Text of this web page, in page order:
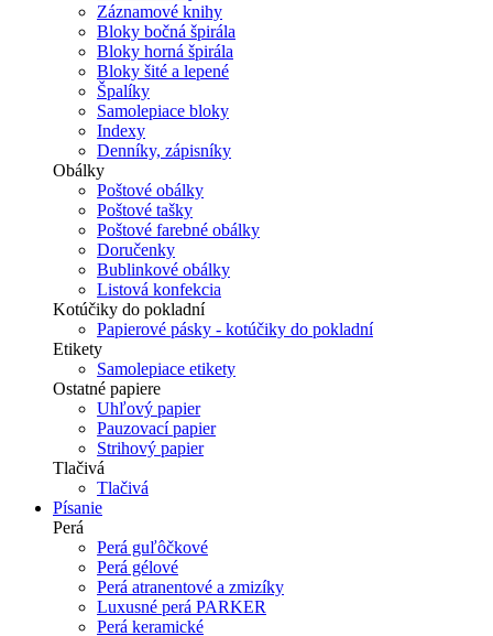
Záznamové knihy
Bloky bočná špirála
Bloky horná špirála
Bloky šité a lepené
Špalíky
Samolepiace bloky
Indexy
Denníky, zápisníky
Obálky
Poštové obálky
Poštové tašky
Poštové farebné obálky
Doručenky
Bublinkové obálky
Listová konfekcia
Kotúčiky do pokladní
Papierové pásky - kotúčiky do pokladní
Etikety
Samolepiace etikety
Ostatné papiere
Uhľový papier
Pauzovací papier
Strihový papier
Tlačivá
Tlačivá
Písanie
Perá
Perá guľôčkové
Perá gélové
Perá atranentové a zmizíky
Luxusné perá PARKER
Perá keramické